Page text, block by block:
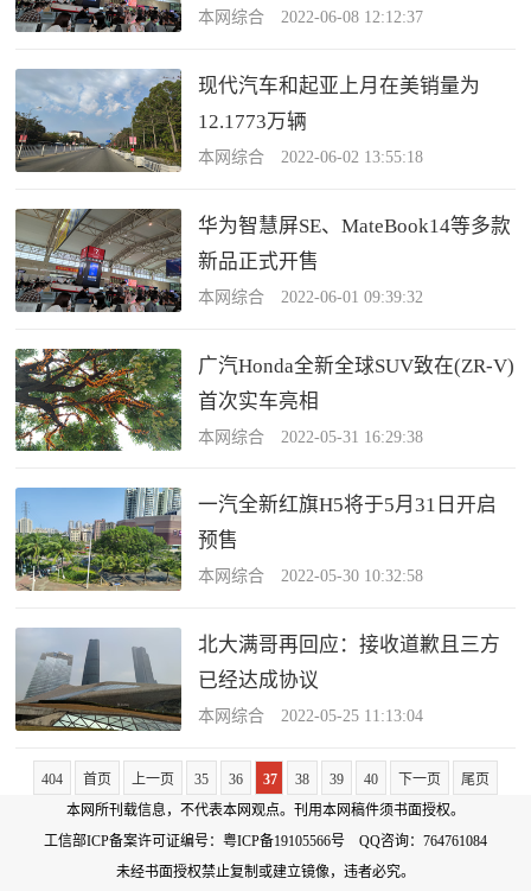
本网综合 2022-06-08 12:12:37
现代汽车和起亚上月在美销量为
12.1773万辆
本网综合 2022-06-02 13:55:18
华为智慧屏SE、MateBook14等多款
新品正式开售
本网综合 2022-06-01 09:39:32
广汽Honda全新全球SUV致在(ZR-V)
首次实车亮相
本网综合 2022-05-31 16:29:38
一汽全新红旗H5将于5月31日开启
预售
本网综合 2022-05-30 10:32:58
北大满哥再回应：接收道歉且三方
已经达成协议
本网综合 2022-05-25 11:13:04
404 首页 上一页 35 36 37 38 39 40 下一页
尾页
本网所刊载信息，不代表本网观点。刊用本网稿件须书面授权。
工信部ICP备案许可证编号： 粤ICP备19105566号
QQ咨询：764761084
未经书面授权禁止复制或建立镜像，违者必究。